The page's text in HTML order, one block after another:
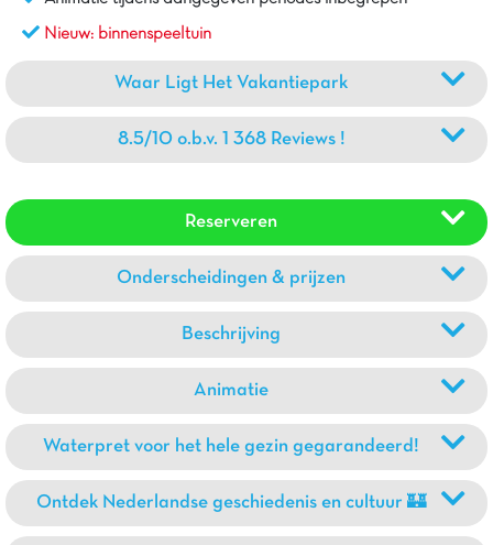
Nieuw: binnenspeeltuin
Waar Ligt Het Vakantiepark
8.5/10 o.b.v. 1 368 Reviews !
Reserveren
Onderscheidingen & prijzen
Beschrijving
Animatie
Waterpret voor het hele gezin gegarandeerd!
Ontdek Nederlandse geschiedenis en cultuur 🏰